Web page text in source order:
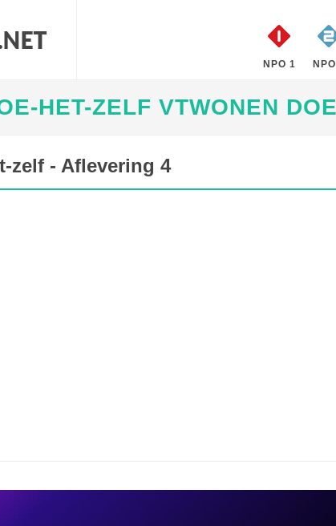
NPO 1
HET-ZELF VTWONEN
zelf - Aflevering 4